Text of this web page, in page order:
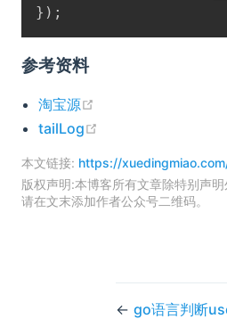
} ) ;
参考资料
淘宝源
tailLog
本文链接: https://
版权声明:本博客所有文章除特别声
请在文末添加作者公众号二维码。
← go语言判断